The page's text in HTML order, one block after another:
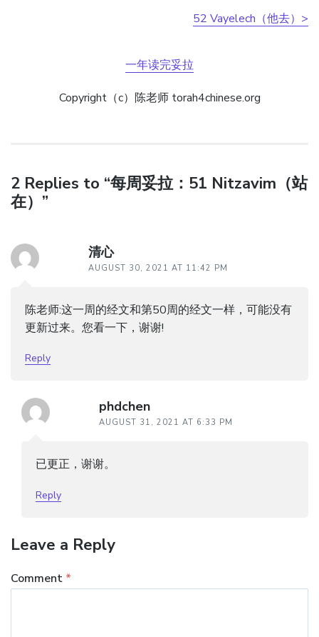
52 Vayelech（他去）>
一年读完妥拉
Copyright（c）陈老师 torah4chinese.org
2 Replies to “每周妥拉：51 Nitzavim（站
在）”
清心
AUGUST 30, 2021 AT 11:42 PM
陈老师:这一周的经文和第50周的经文一样，可能没有
更新过来。您看一下，谢谢!
Reply
phdchen
AUGUST 31, 2021 AT 6:33 PM
已更正，谢谢。
Reply
Leave a Reply
Comment *